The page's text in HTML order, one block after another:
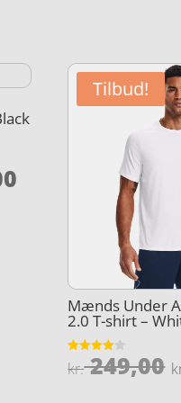
kr. 249,00.
Tilbud!
Mænds Under
2.0 T-shirt –
Vurderet
3.9
kr.249,00